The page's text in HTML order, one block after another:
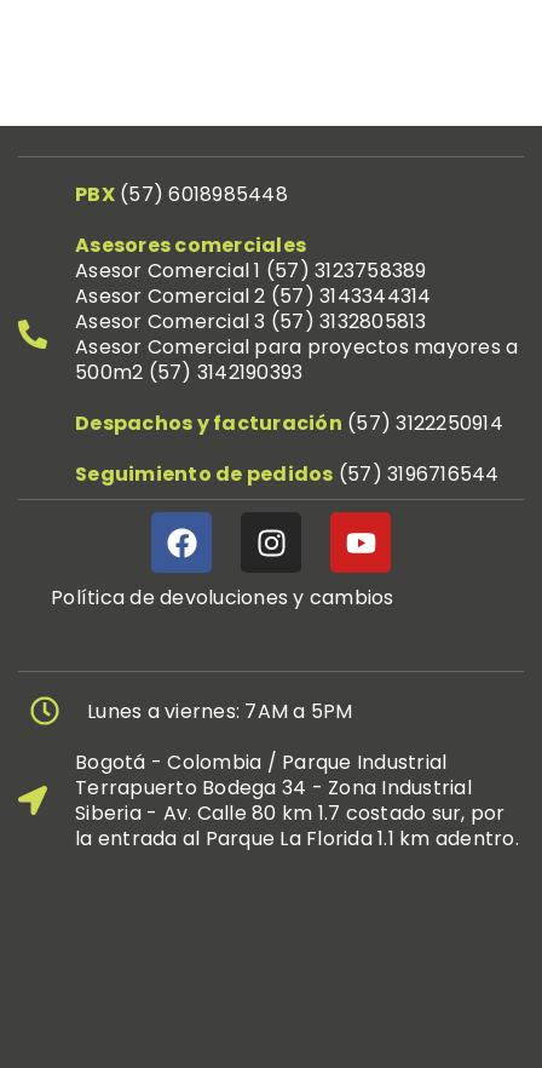
PBX (57)6018985448
Asesores comerciales
Asesor Comercial 1 (57) 3123758389
Asesor Comercial 2 (57) 3143344314
Asesor Comercial 3 (57) 3132805813
Asesor Comercial para proyectos mayores a
500m2 (57) 3142190393
Despachos y facturación (57) 3122250914
Seguimiento de pedidos (57) 3196716544
Política de devoluciones y cambios
Lunes a viernes: 7AM a 5PM
Bogotá - Colombia / Parque Industrial
Terrapuerto Bodega 34 - Zona Industrial
Siberia - Av. Calle 80 km 1.7 costado sur, por
la entrada al Parque La Florida 1.1 km adentro.